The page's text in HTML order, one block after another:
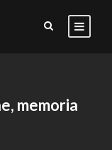
memoria